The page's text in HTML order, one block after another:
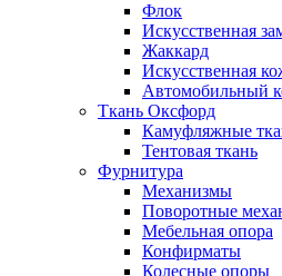
Флок
Искусственная
Жаккард
Искусственная
Автомобильный
Ткань Оксфорд
Камуфляжные
Тентовая ткань
Фурнитура
Механизмы
Поворотные
Мебельная опора
Конфирматы
Колесные опоры